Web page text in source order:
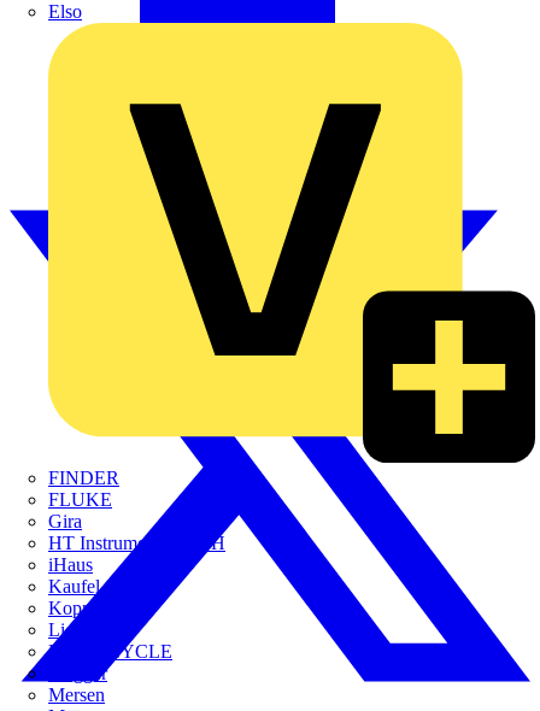
Elso
FINDER
FLUKE
Gira
HT Instruments GmbH
iHaus
Kaufel
Kopp
Lichtline
LIGHTCYCLE
Megger
Mersen